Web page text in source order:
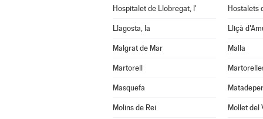
Hospitalet de Llobregat, l' Hostalets
Llagosta, la Lliçà
Malgrat de Mar Malla
Martorell
Masquefa
Molins de Rei Mollet del